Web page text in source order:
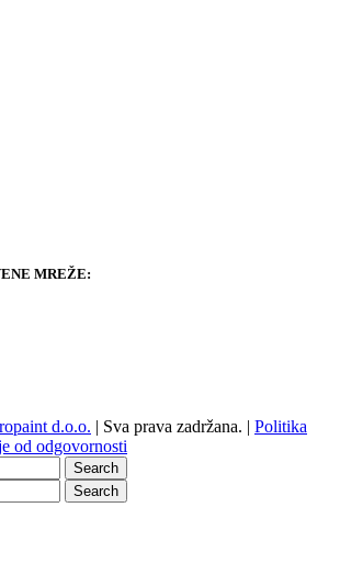
MREŽE:
d.o.o. | Sva prava zadržana. | Politika
od odgovornosti
Search
Search